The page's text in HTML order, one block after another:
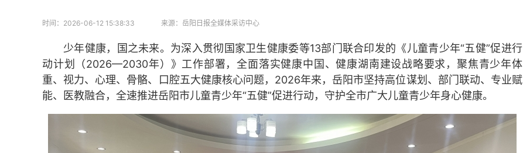
时间： 2026-06-12 15:38:33 来源： 岳阳日报全媒体采访中心
少年健康，国之未来。为深入贯彻国家卫生健康委等13部门联合印发的《儿童青少年“五健”促进行
动计划（2026—2030年）》工作部署，全面落实健康中国、健康湖南建设战略要求，聚焦青少年体
重、视力、心理、骨骼、口腔五大健康核心问题，2026年来，岳阳市坚持高位谋划、部门联动、专业赋
能、医教融合，全速推进岳阳市儿童青少年“五健”促进行动，守护全市广大儿童青少年身心健康。